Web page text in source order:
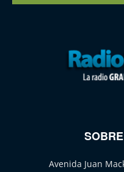
Avenida Juan